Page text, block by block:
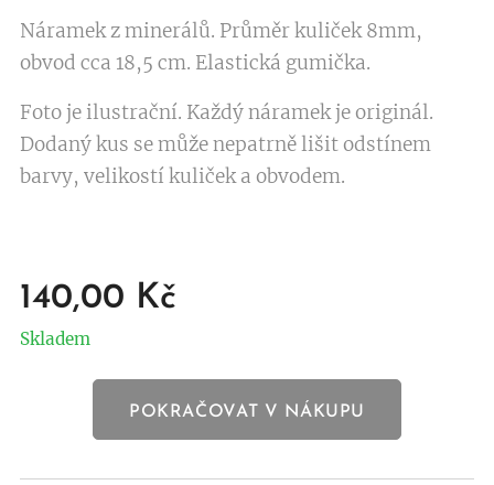
Náramek z minerálů. Průměr kuliček 8mm,
obvod cca 18,5 cm. Elastická gumička.
Foto je ilustrační. Každý náramek je originál.
Dodaný kus se může nepatrně lišit odstínem
barvy, velikostí kuliček a obvodem.
140,00 Kč
Skladem
POKRAČOVAT V NÁKUPU